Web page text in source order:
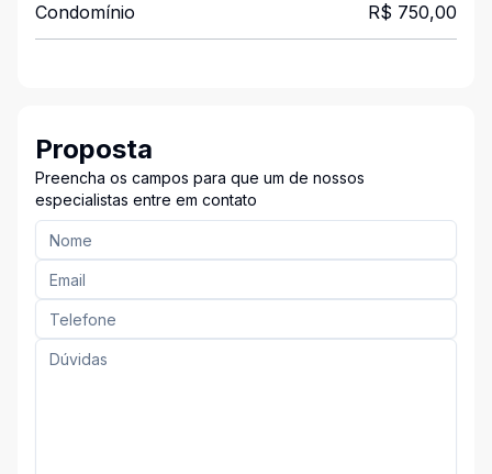
Condomínio R$ 750,00
Proposta
Preencha os campos para que um de nossos
especialistas entre em contato